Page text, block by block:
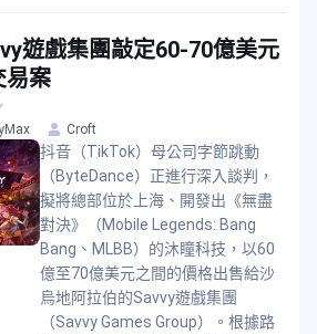
遊戲集團敲定60-70億美元
易案
Croft
抖音（TikTok）母公司字節跳動
（ByteDance）正進行深入談判，
擬將總部位於上海、開發出《無盡
對決》（Mobile Legends: Bang
Bang、MLBB）的沐瞳科技，以60
億至70億美元之間的價格出售給沙
烏地阿拉伯的Savvy遊戲集團
（Savvy Games Group）。根據路